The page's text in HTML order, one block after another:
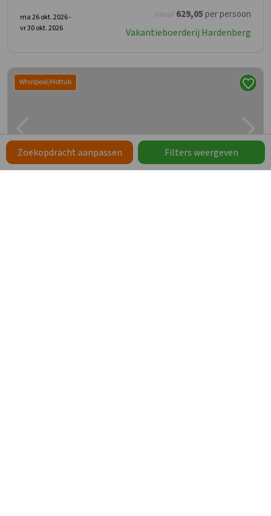
vanaf 629,05 per persoon
ma 26 okt. 2026 -
vr 30 okt. 2026
Vakantieboerderij Hardenberg
Whirlpool/Hottub
Zoekopdracht aanpassen Filters weergeven